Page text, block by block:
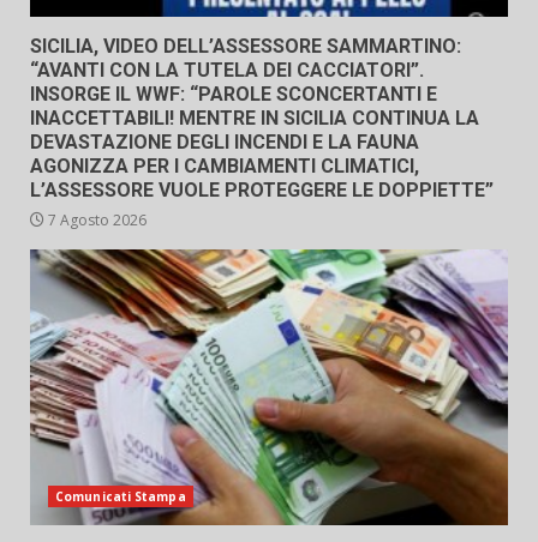
SICILIA, VIDEO DELL’ASSESSORE SAMMARTINO:
“AVANTI CON LA TUTELA DEI CACCIATORI”.
INSORGE IL WWF: “PAROLE SCONCERTANTI E
INACCETTABILI! MENTRE IN SICILIA CONTINUA LA
DEVASTAZIONE DEGLI INCENDI E LA FAUNA
AGONIZZA PER I CAMBIAMENTI CLIMATICI,
L’ASSESSORE VUOLE PROTEGGERE LE DOPPIETTE”
7 Agosto 2026
Comunicati Stampa